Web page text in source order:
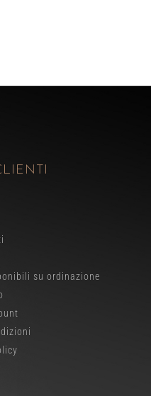
su ordinazione